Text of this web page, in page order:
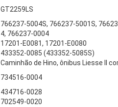
GT2259LS
766237-5004S, 766237-5001S,
4, 766237-0004
17201-E0081, 17201-E0080
433352-0085 (433352-5085S)
Caminhão de Hino, ônibus Liesse II
734516-0004
434716-0028
702549-0020